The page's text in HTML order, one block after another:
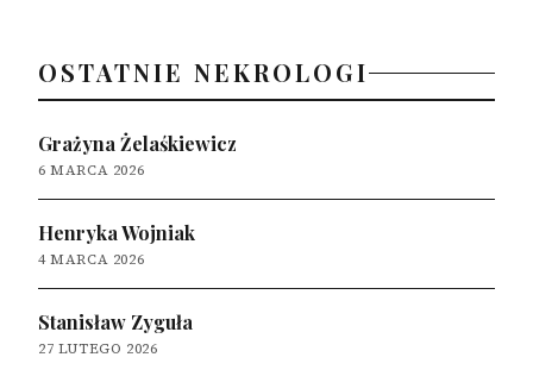
OSTATNIE NEKROLOGI
Grażyna Żelaśkiewicz
6 MARCA 2026
Henryka Wojniak
4 MARCA 2026
Stanisław Zyguła
27 LUTEGO 2026